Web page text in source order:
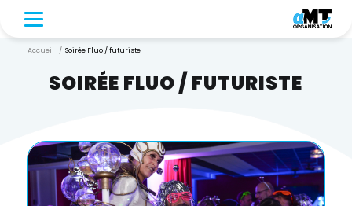
Accueil / Soirée Fluo / futuriste
SOIRÉE FLUO / FUTURISTE